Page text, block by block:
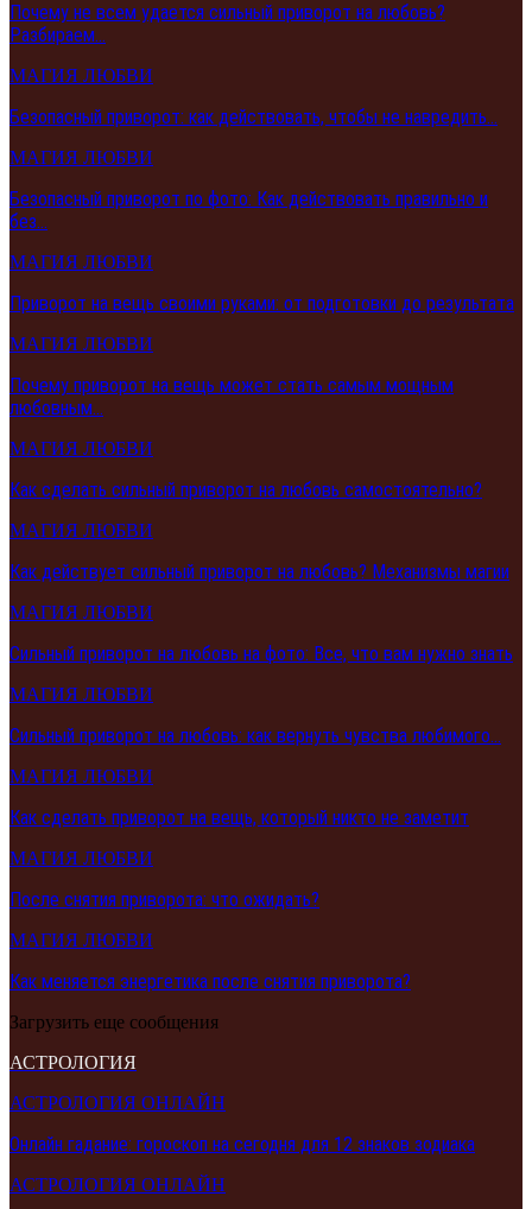
Почему не всем удается сильный приворот на любовь?
Разбираем…
МАГИЯ ЛЮБВИ
Безопасный приворот: как действовать, чтобы не навредить…
МАГИЯ ЛЮБВИ
Безопасный приворот по фото: Как действовать правильно и
без…
МАГИЯ ЛЮБВИ
Приворот на вещь своими руками: от подготовки до результата
МАГИЯ ЛЮБВИ
Почему приворот на вещь может стать самым мощным
любовным…
МАГИЯ ЛЮБВИ
Как сделать сильный приворот на любовь самостоятельно?
МАГИЯ ЛЮБВИ
Как действует сильный приворот на любовь? Механизмы магии
МАГИЯ ЛЮБВИ
Сильный приворот на любовь на фото: Все, что вам нужно знать
МАГИЯ ЛЮБВИ
Сильный приворот на любовь: как вернуть чувства любимого…
МАГИЯ ЛЮБВИ
Как сделать приворот на вещь, который никто не заметит
МАГИЯ ЛЮБВИ
После снятия приворота: что ожидать?
МАГИЯ ЛЮБВИ
Как меняется энергетика после снятия приворота?
Загрузить еще сообщения
АСТРОЛОГИЯ
АСТРОЛОГИЯ ОНЛАЙН
Онлайн гадание: гороскоп на сегодня для 12 знаков зодиака
АСТРОЛОГИЯ ОНЛАЙН